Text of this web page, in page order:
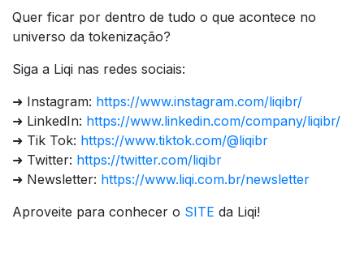
Quer ficar por dentro de tudo o que acontece no
universo da tokenização?
Siga a Liqi nas redes sociais:
➜ Instagram: https://www.instagram.com/liqibr/
➜ LinkedIn: https://www.linkedin.com/company/liqibr/
➜ Tik Tok: https://www.tiktok.com/@liqibr
➜ Twitter: https://twitter.com/liqibr
➜ Newsletter: https://www.liqi.com.br/newsletter
Aproveite para conhecer o SITE da Liqi!